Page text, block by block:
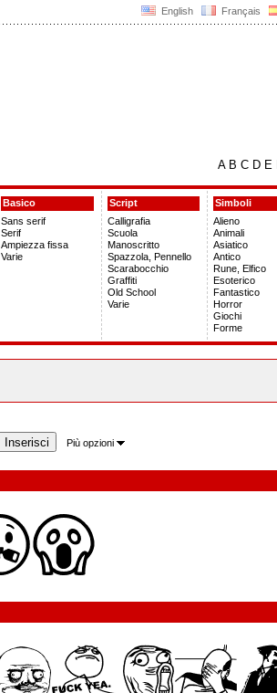
English Français
AB C D E
Basico
Sans serif
Serif
Ampiezza fissa
Varie
Script
Calligrafia
Scuola
Manoscritto
Spazzola, Pennello
Scarabocchio
Graffiti
Old School
Varie
Simboli
Alieno
Animali
Asiatico
Antico
Rune, Elfico
Esoterico
Fantastico
Horror
Giochi
Forme
Più opzioni